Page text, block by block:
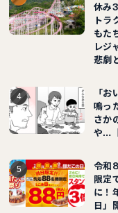
休み
ト
もた
レジ
悲劇
「
鳴っ
さか
や…
令和
限定
に！
日」